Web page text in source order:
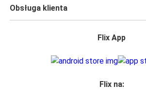
Obsługa klienta
Flix App
Flix na: